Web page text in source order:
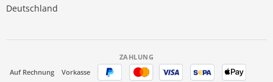
Deutschland
ZAHLUNG
Auf Rechnung
Vorkasse